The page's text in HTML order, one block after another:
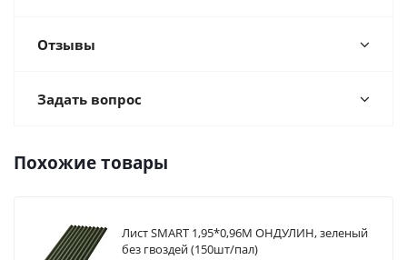
Отзывы
Задать вопрос
Похожие товары
Лист SMART 1,95*0,96М ОНДУЛИН, зеленый
без гвоздей (150шт/пал)